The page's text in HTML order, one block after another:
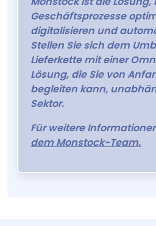
Geschäftsprozesse
digitalisieren und
Stellen Sie sich dem
Lieferkette mit einer
Lösung, die Sie von
begleiten kann,
Sektor.
Für weitere
dem Monstock-Team.